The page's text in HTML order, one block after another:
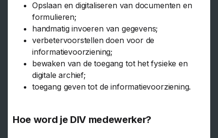
Opslaan en digitaliseren van documenten en
formulieren;
handmatig invoeren van gegevens;
verbetervoorstellen doen voor de
informatievoorziening;
bewaken van de toegang tot het fysieke en
digitale archief;
toegang geven tot de informatievoorziening.
Hoe word je DIV medewerker?